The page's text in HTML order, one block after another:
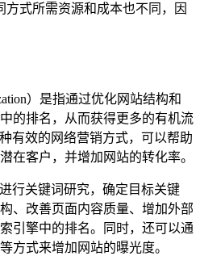
方式所需资源和成本也不同，因
）是指通过优化网站结构和
的排名，从而获得更多的有机流
有效的网络营销方式，可以帮助
在客户，并增加网站的转化率。
行关键词研究，确定目标关键
、改善页面内容质量、增加外部
引擎中的排名。同时，还可以通
方式来增加网站的曝光度。